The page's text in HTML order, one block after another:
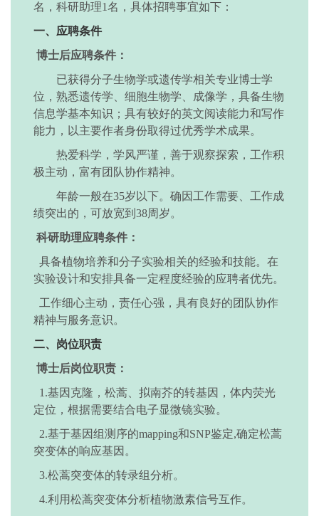
名，科研助理1名，具体招聘事宜如下：
一、 应聘条件
博士后应聘条件：
已获得分子生物学或遗传学相关专业博士学
位，熟悉遗传学、细胞生物学、成像学，具备生物
信息学基本知识；具有较好的英文阅读能力和写作
能力，以主要作者身份取得过优秀学术成果。
热爱科学，学风严谨 ，善于观察探索，工作积
极主动，富有团队协作精神。
年龄一般在35岁以下。确因工作需要、工作成
绩突出的，可放宽到38周岁。
科研助理应聘条件：
具备植物培养和分子实验相关的经验和技能。在
实验设计和安排具备一定程度经验的应聘者优先。
工作细心主动，责任心强，具有良好的团队协作
精神与服务意识。
二、 岗位职责
博士后岗位职责 ：
1.基因克隆，松蒿、拟南芥的转基因，体内荧光
定位，根据需要结合电子显微镜实验。
2.基于基因组测序的mapping和SNP鉴定,确定松蒿
突变体的响应基因。
3.松蒿突变体的转录组分析。
4.利用松蒿突变体分析植物激素信号互作。